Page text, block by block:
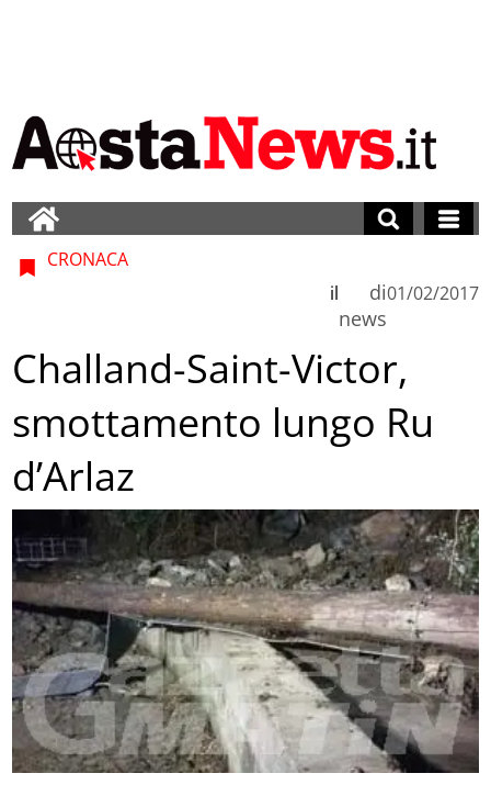
CRONACA
di
news
il 01/02/2017
Challand-Saint-Victor,
smottamento lungo Ru
d’Arlaz